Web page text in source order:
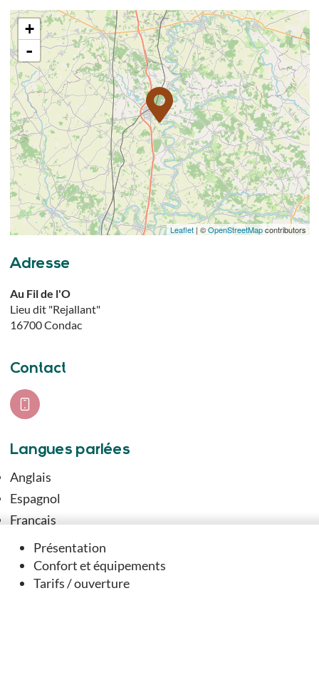
Présentation
Confort et équipements
Tarifs / ouverture
+
-
Leaflet| ©OpenStreetMapcontributors
Adresse
Au Fil de l'O
Lieu dit "Rejallant"
16700Condac
Contact
Langues parlées
Anglais
Espagnol
Français